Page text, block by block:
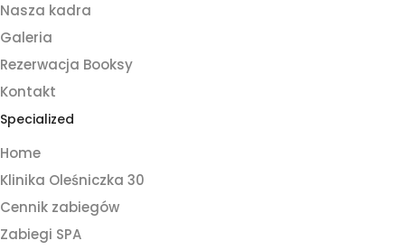
Nasza kadra
Galeria
Rezerwacja Booksy
Kontakt
Specialized
Home
Klinika Oleśniczka 30
Cennik zabiegów
Zabiegi SPA